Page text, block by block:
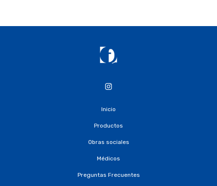
Inicio
Productos
Obras sociales
Médicos
Preguntas Frecuentes